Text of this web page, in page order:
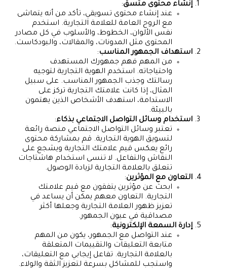
إنشاء محتوى متسق:
عند إنشاء محتوى تسويقي، تأكد من أنه يتماشى
مع الروح العامة للعلامة التجارية. استخدم
نفس الألوان، الخطوط، والأسلوب في كل مصادر
المحتوى مثل المدونات، والمقالات، والبودكاست.
استهداف الجمهور المناسب:
من المهم فهم جمهورك المستهدف
واحتياجاته. استخدم الهوية التجارية لتوجيه
رسالتك وجذب الجمهور المناسب. على سبيل
المثال، إذا كانت علامتك التجارية تركز على
الاستدامة، استهدف الأشخاص الذين يهتمون
بالبيئة.
استخدام وسائل التواصل الاجتماعي بذكاء:
تعتبر وسائل التواصل الاجتماعي منصة رائعة
لتسويق الهوية التجارية. قم بمشاركة محتوى
رائع يعكس قيم علامتك التجارية ويشجع على
النقاش والتفاعل. لا تنسى استخدام هاشتاجات
تتعلق بالعلامة التجارية لزيادة الوصول.
التعاون مع المؤثرين:
ابحث عن مؤثرين يتفقون مع قيم علامتك
التجارية. التعاون معهم يمكن أن يساعد في
تعزيز ظهور العلامة التجارية وجعلها أكثر
مصداقية في عيون الجمهور.
إدارة السمعة الإلكترونية:
عند التواصل مع الجمهور، يكون من المهم
متابعة التعليقات والتقييمات المتعلقة
بالعلامة التجارية. تفاعل إيجابي مع التعليقات،
واستجب للمشاكل بسرعة لتعزيز الثقة والولاء.